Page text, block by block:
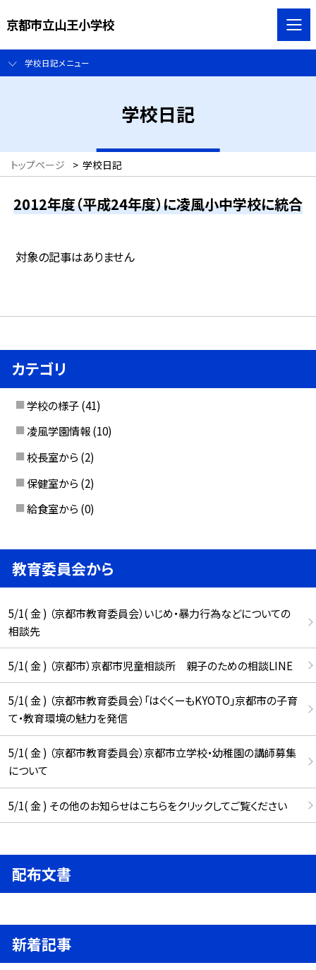
京都市立山王小学校
学校日記メニュー
学校日記
トップページ > 学校日記
2012年度（平成24年度）に凌風小中学校に統合
対象の記事はありません
カテゴリ
学校の様子 (41)
凌風学園情報 (10)
校長室から (2)
保健室から (2)
給食室から (0)
教育委員会から
5/1( 金 ) （京都市教育委員会）いじめ・暴力行為などについての
相談先
5/1( 金 ) （京都市）京都市児童相談所 親子のための相談LINE
5/1( 金 ) （京都市教育委員会）「はぐくーもKYOTO」京都市の子育
て・教育環境の魅力を発信
5/1( 金 ) （京都市教育委員会）京都市立学校・幼稚園の講師募集
について
5/1( 金 ) その他のお知らせはこちらをクリックしてご覧ください
配布文書
新着記事